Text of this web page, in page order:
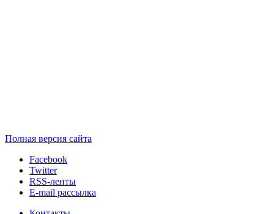
Полная версия сайта
Facebook
Twitter
RSS-ленты
E-mail рассылка